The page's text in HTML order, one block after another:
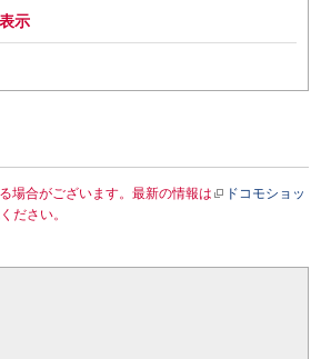
示
場合がございます。最新の情報は
ドコモショッ
ださい。